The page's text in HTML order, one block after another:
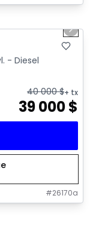
Next
- Diesel
40 000$+ tx
39 000$
#26170a